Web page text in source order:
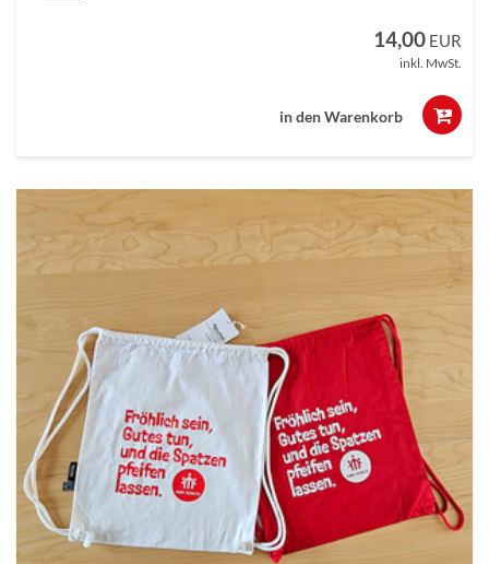
14,00 EUR
inkl. MwSt.